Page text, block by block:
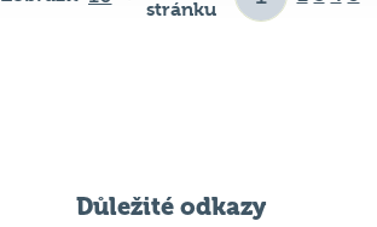
stránku
Důležité odkazy